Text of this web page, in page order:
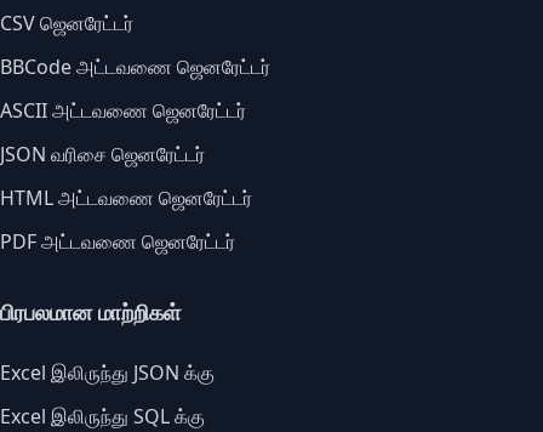
CSV ஜெனரேட்டர்
BBCode அட்டவணை ஜெனரேட்டர்
ASCII அட்டவணை ஜெனரேட்டர்
JSON வரிசை ஜெனரேட்டர்
HTML அட்டவணை ஜெனரேட்டர்
PDF அட்டவணை ஜெனரேட்டர்
பிரபலமான மாற்றிகள்
Excel இலிருந்து JSON க்கு
Excel இலிருந்து SQL க்கு